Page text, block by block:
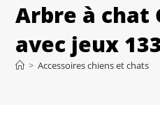
Arbre à chat
avec jeux
> Accessoires chiens et chats